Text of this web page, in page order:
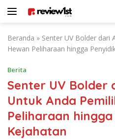
Beranda » Senter UV Bolder dari
Hewan Peliharaan hingga
Berita
Senter UV Bolder
Untuk Anda
Peliharaan
Kejahatan